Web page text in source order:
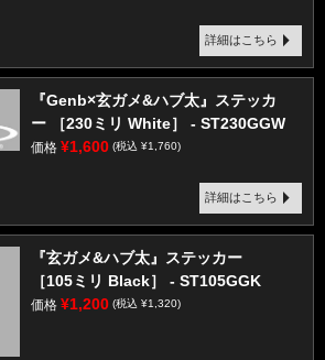
詳細はこちら
『Genb×玄ガメ&ハブ太』ステッカ
ー ［230ミリ White］ - ST230GGW
価格 ¥1,600 (税込 ¥1,760)
詳細はこちら
『玄ガメ&ハブ太』ステッカー
［105ミリ Black］ - ST105GGK
価格 ¥1,200 (税込 ¥1,320)